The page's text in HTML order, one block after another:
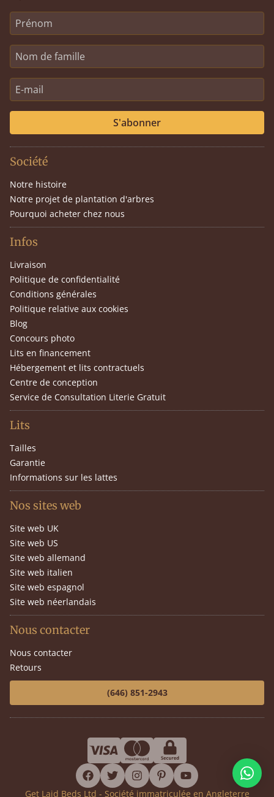
S'abonner
Société
Notre histoire
Notre projet de plantation d'arbres
Pourquoi acheter chez nous
Infos
Livraison
Politique de confidentialité
Conditions générales
Politique relative aux cookies
Blog
Concours photo
Lits en financement
Hébergement et lits contractuels
Centre de conception
Service de Consultation Literie Gratuit
Lits
Tailles
Garantie
Informations sur les lattes
Nos sites web
Site web UK
Site web US
Site web allemand
Site web italien
Site web espagnol
Site web néerlandais
Nous contacter
Nous contacter
Retours
(646) 851-2943
facebook
twitterinstagram
pinterestyoutube
Get Laid Beds Ltd - Société immatriculée en Angleterre